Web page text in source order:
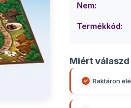
Nem:
Termékkód:
Miért
Raktáron